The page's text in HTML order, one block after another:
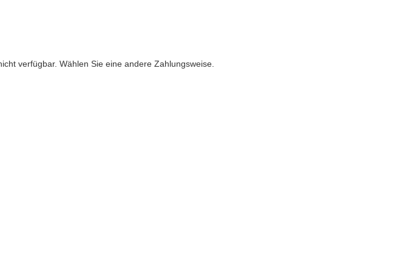
verfügbar. Wählen Sie eine andere Zahlungsweise.